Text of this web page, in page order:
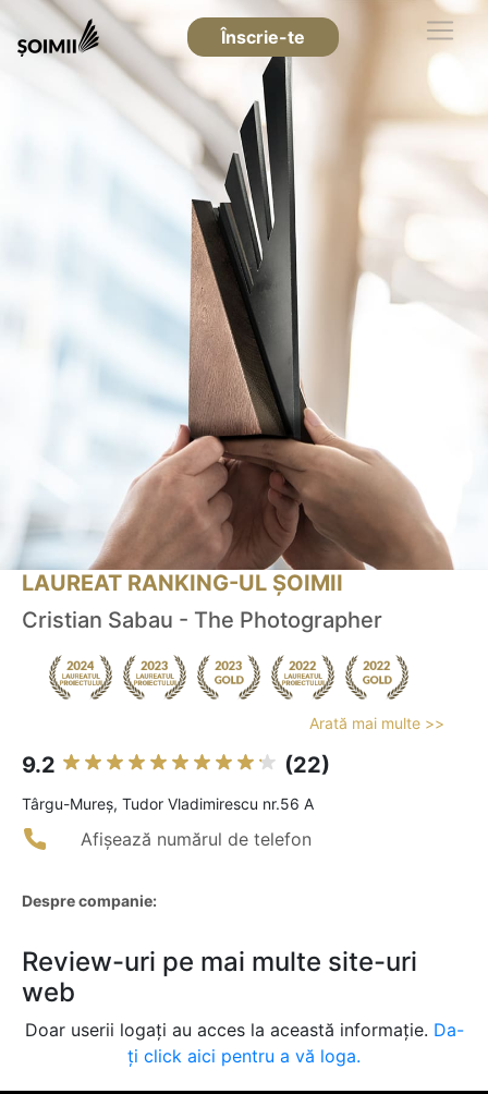
Înscrie-te
LAUREAT RANKING-UL ȘOIMII
Cristian Sabau - The Photographer
Arată mai multe >>
9.2 (22)
Târgu-Mureş, Tudor Vladimirescu nr.56 A
Afișează numărul de telefon
Despre companie:
Review-uri pe mai multe site-uri
web
Doar userii logați au acces la această informație. Da-
ți click aici pentru a vă loga.